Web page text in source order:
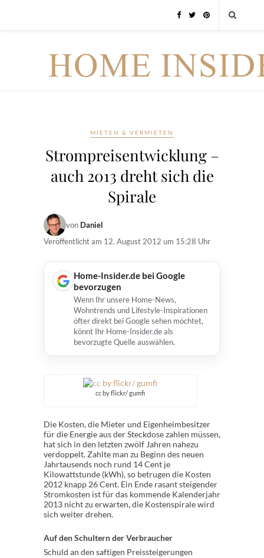
MIETEN & VERMIETEN
Strompreisentwicklung –
auch 2013 dreht sich die
Spirale
von Daniel
Veröffentlicht am 12. August 2012 um 15:28 Uhr
Home-Insider.de bei Google
bevorzugen
Wenn Ihr unsere Home-News,
Wohntrends und Lifestyle-Inspirationen
öfter direkt bei Google sehen möchtet,
könnt Ihr Home-Insider.de als
bevorzugte Quelle auswählen.
cc by flickr/ gumfi
Die Kosten, die Mieter und Eigenheimbesitzer
für die Energie aus der Steckdose zahlen müssen,
hat sich in den letzten zwölf Jahren nahezu
verdoppelt. Zahlte man zu Beginn des neuen
Jahrtausends noch rund 14 Cent je
Kilowattstunde (kWh), so betrugen die Kosten
2012 knapp 26 Cent. Ein Ende rasant steigender
Stromkosten ist für das kommende Kalenderjahr
2013 nicht zu erwarten, die Kostenspirale wird
sich weiter drehen.
Auf den Schultern der Verbraucher
Schuld an den saftigen Preissteigerungen